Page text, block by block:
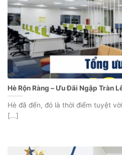
Hè Rộn Ràng – Ưu Đãi Ngập Tràn
Hè đã đến, đó là thời điểm tuyệt
[...]